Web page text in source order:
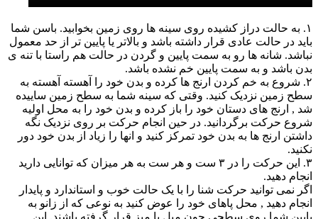
۱. به حالت دراز کشیده روی سینه ها روی زمین بخوابید. باسن شما
باید در حالت عادی قرار داشته باشد و بالاتر یا پایین تر از حد معمول
نباشد. شانه ها رو به سمت پایین و گردن در حالت هم راستا با تنه ی
بدن باشد و به سمت پایین خم نشده باشد.
۲. شروع به خم کردن ارنج ها کرده و بدن خود را آهسته آهسته به
سطح زمین نزدیک کنید. وقتی که سینه شما به سطح زمین ساییده
شد , ارنج های دستان خود را باز کرده و بدن خود را به محل اولیه
شروع حرکت برگردانید. در حین انجام حرکت بر روی نزدیک نگه
داشتن ارنج ها به بدن خود تمرکز کنید و انها را زیاد از بدن خود دور
نکنید.
۳. این حرکت را در ۳ ست و هر ست به هر میزان که توانایی دارید
انجام دهید.
اگر نمی توانید حرکت شنا را با یک حالت خوب و استاندارد و پایدار
انجام دهید , محل پاهای خود را عوض کنید به نوعی که از زانو به
پایین شما روی سطحی چون مبل یا میز قرار گرفته باشند. این